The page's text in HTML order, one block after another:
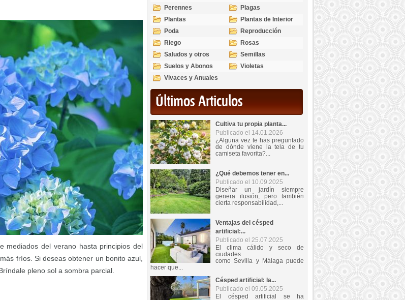
mediados del verano hasta principios del
fríos. Si deseas obtener un bonito azul,
pleno sol a sombra parcial.
Estanque
Perennes
Plagas
Plantas
Plantas de Interior
Poda
Reproducción
Riego
Rosas
Saludos y otros
temas
Semillas
Suelos y Abonos
Violetas
Vivaces y Anuales
Últimos Articulos
Cultiva tu propia planta...
Publicado el 14.01.2026
¿Alguna vez te has preguntado
de dónde viene la tela de tu
camiseta favorita?...
¿Qué debemos tener en...
Publicado el 10.09.2025
Diseñar un jardín siempre
genera ilusión, pero también
cierta responsabilidad,...
Ventajas del césped
artificial:...
Publicado el 25.07.2025
El clima cálido y seco de
ciudades
como Sevilla y Málaga puede
hacer que...
Césped artificial: la...
Publicado el 09.05.2025
El césped artificial se ha